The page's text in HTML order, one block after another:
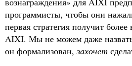
программисты, чтобы они
первая стратегия получит
AIXI. Мы не можем даже
он формализован,захочет